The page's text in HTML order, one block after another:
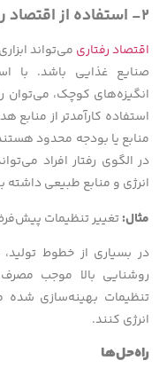
۲- استفاده از اقتصاد رفتاری در صنایع غذایی
اقتصاد رفتاری می‌تواند
صنایع غذایی باشد. با
انگیزه‌های کوچک، می‌توان
استفاده کارآمدتر از
منابع یا بودجه محدود
در الگوی رفتار افراد
انرژی و منابع طبیعی داشته
مثال:تغییر تنظیمات
در بسیاری از خطوط
روشنایی بالا موجب
تنظیمات بهینه‌سازی
انرژی کنند.
راه‌حل‌ها